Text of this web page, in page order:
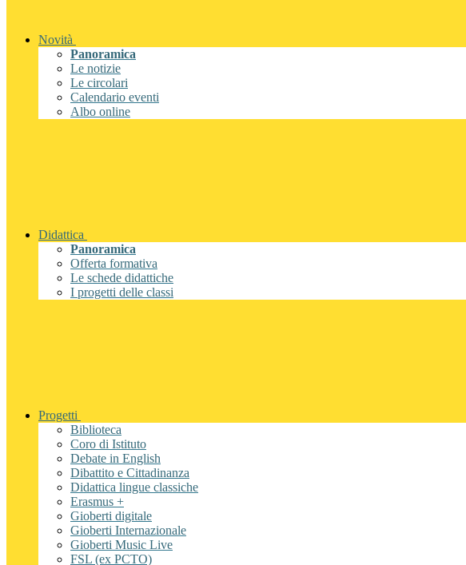
Novità
Panoramica
Le notizie
Le circolari
Calendario eventi
Albo online
Didattica
Panoramica
Offerta formativa
Le schede didattiche
I progetti delle classi
Progetti
Biblioteca
Coro di Istituto
Debate in English
Dibattito e Cittadinanza
Didattica lingue classiche
Erasmus +
Gioberti digitale
Gioberti Internazionale
Gioberti Music Live
FSL (ex PCTO)